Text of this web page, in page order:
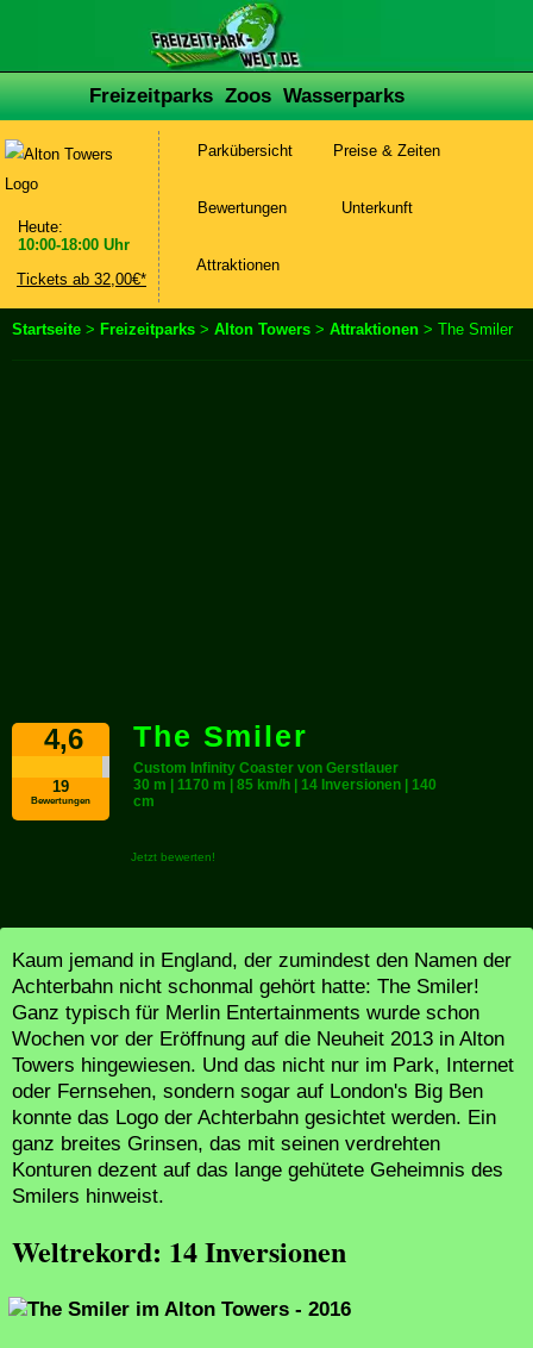
Freizeitparks Zoos Wasserparks
Heute:
10:00-18:00 Uhr
Tickets ab 32,00€*
Parkübersicht Preise & Zeiten
Bewertungen Unterkunft
Attraktionen
Startseite > Freizeitparks > Alton Towers > Attraktionen > The Smiler
4,6
19
Bewertungen
The Smiler
Custom Infinity Coaster von Gerstlauer
30 m | 1170 m | 85 km/h | 14 Inversionen | 140
cm
Jetzt bewerten!
Kaum jemand in England, der zumindest den Namen der
Achterbahn nicht schonmal gehört hatte: The Smiler!
Ganz typisch für Merlin Entertainments wurde schon
Wochen vor der Eröffnung auf die Neuheit 2013 in Alton
Towers hingewiesen. Und das nicht nur im Park, Internet
oder Fernsehen, sondern sogar auf London's Big Ben
konnte das Logo der Achterbahn gesichtet werden. Ein
ganz breites Grinsen, das mit seinen verdrehten
Konturen dezent auf das lange gehütete Geheimnis des
Smilers hinweist.
Weltrekord: 14 Inversionen